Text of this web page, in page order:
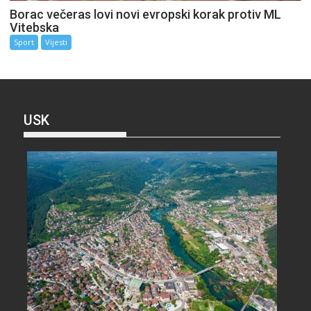
Borac večeras lovi novi evropski korak protiv ML
Vitebska
Sport Vijesti
USK